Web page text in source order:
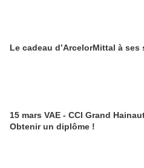
Le cadeau d’ArcelorMittal à ses
15 mars VAE - CCI Grand
Obtenir un diplôme !